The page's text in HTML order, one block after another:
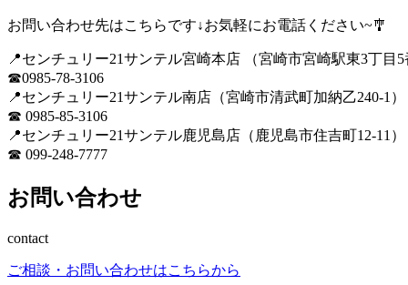
お問い合わせ先はこちらです↓お気軽にお電話ください~🎐
📍センチュリー21サンテル宮崎本店 （宮崎市宮崎駅東3丁目5
☎0985-78-3106
📍センチュリー21サンテル南店（宮崎市清武町加納乙240-1）
☎ 0985-85-3106
📍センチュリー21サンテル鹿児島店（鹿児島市住吉町12-11）
☎ 099-248-7777
お問い合わせ
contact
ご相談・お問い合わせはこちらから